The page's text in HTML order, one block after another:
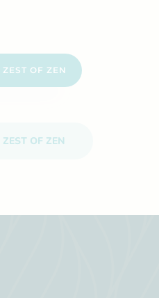
OF ZEN
OF ZEN